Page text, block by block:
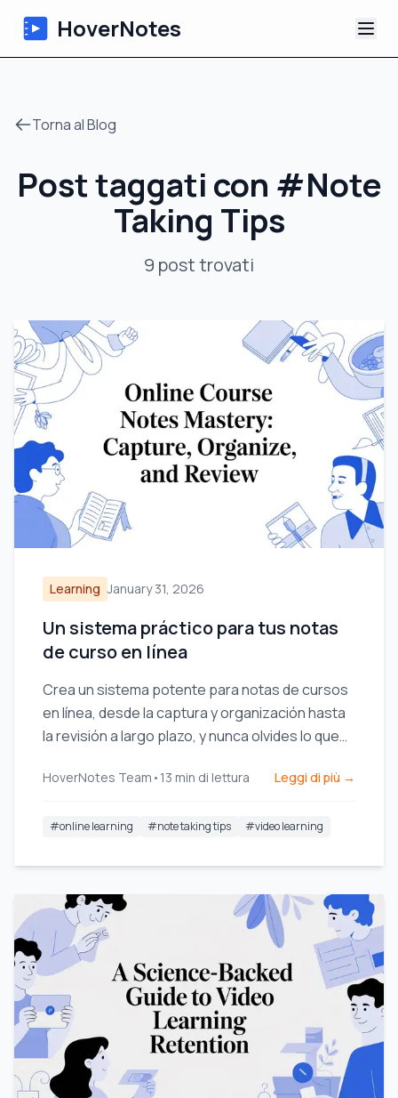
HoverNotes
Appunti Video IA
Tutorial
Torna al Blog
Post taggati con #Note
Taking Tips
9 posttrovati
Learning January 31, 2026
Un sistema práctico para tus notas
de curso en línea
Crea un sistema potente para notas de cursos
en línea, desde la captura y organización hasta
la revisión a largo plazo, y nunca olvides lo que
HoverNotes Team • 13 min di lettura Leggi di più →
#online learning #note taking tips #video learning